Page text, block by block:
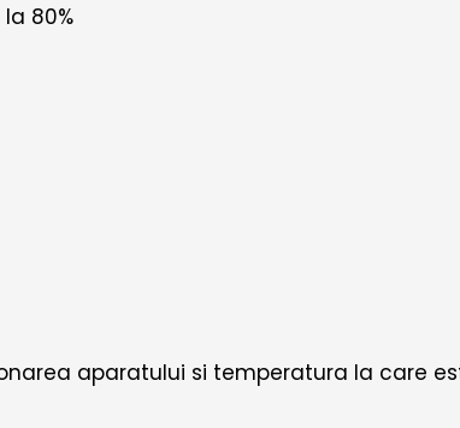
80%
aparatului si temperatura la care